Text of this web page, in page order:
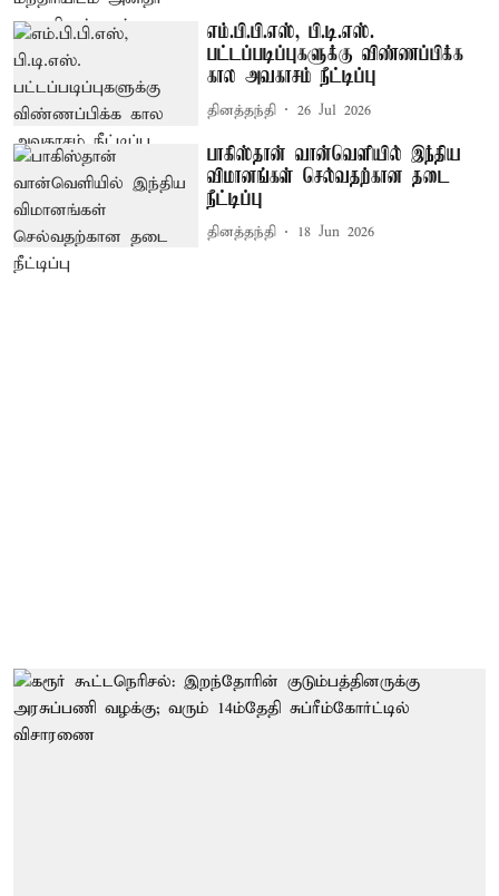
எம்.பி.பி.எஸ், பி.டி.எஸ்.
பட்டப்படிப்புகளுக்கு விண்ணப்பிக்க
கால அவகாசம் நீட்டிப்பு
தினத்தந்தி 26 Jul 2026
பாகிஸ்தான் வான்வெளியில் இந்திய
விமானங்கள் செல்வதற்கான தடை
நீட்டிப்பு
தினத்தந்தி 18 Jun 2026